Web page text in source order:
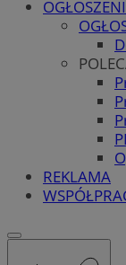
REKLAMA